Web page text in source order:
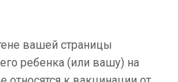
вашей страницы
ребенка (или вашу) на